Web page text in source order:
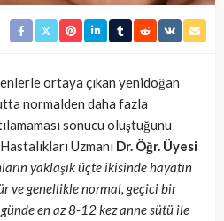
ortaya çıkan yenidoğan
normalden daha fazla
sonucu oluştuğunu
Uzmanı Dr. Öğr. Üyesi
yaklaşık üçte ikisinde hayatın
ve genellikle normal, geçici bir
en az 8-12 kez anne sütü ile